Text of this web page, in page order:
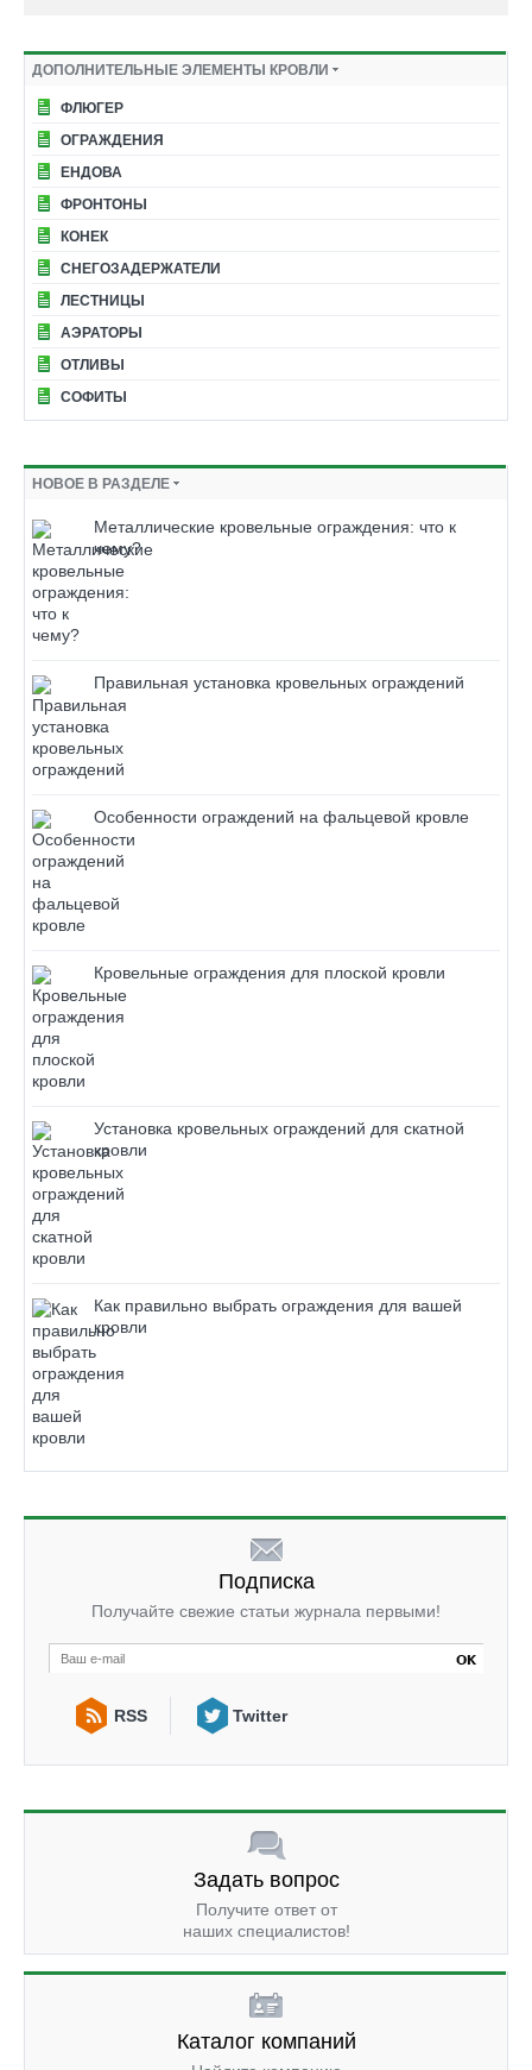
ДОПОЛНИТЕЛЬНЫЕ ЭЛЕМЕНТЫ КРОВЛИ
ФЛЮГЕР
ОГРАЖДЕНИЯ
ЕНДОВА
ФРОНТОНЫ
КОНЕК
СНЕГОЗАДЕРЖАТЕЛИ
ЛЕСТНИЦЫ
АЭРАТОРЫ
ОТЛИВЫ
СОФИТЫ
НОВОЕ В РАЗДЕЛЕ
Металлические кровельные ограждения: что к
чему?
Правильная установка кровельных ограждений
Особенности ограждений на фальцевой кровле
Кровельные ограждения для плоской кровли
Установка кровельных ограждений для скатной
кровли
Как правильно выбрать ограждения для вашей
кровли
Подписка
Получайте свежие статьи журнала первыми!
RSS Twitter
Задать вопрос
Получите ответ от
наших специалистов!
Каталог компаний